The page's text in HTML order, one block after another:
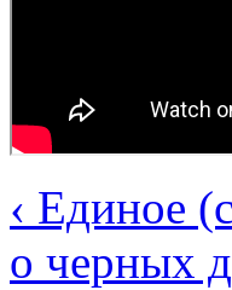
‹ Единое
о черных